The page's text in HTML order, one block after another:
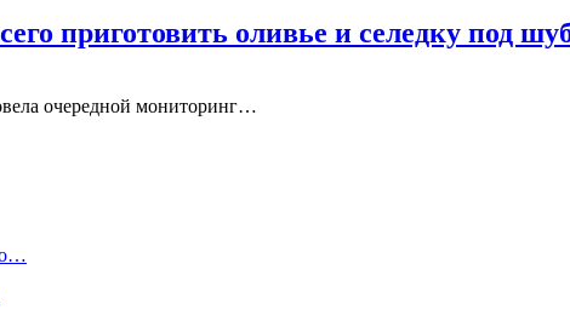
приготовить оливье и селедку под
очередной мониторинг…